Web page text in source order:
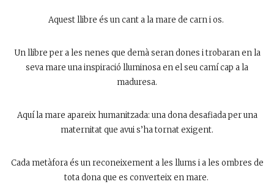
Aquest llibre és un cant a la mare de carn i os.
Un llibre per a les nenes que demà seran dones i trobaran en la
seva mare una inspiració lluminosa en el seu camí cap a la
maduresa.
Aquí la mare apareix humanitzada: una dona desafiada per una
maternitat que avui s’ha tornat exigent.
Cada metàfora és un reconeixement a les llums i a les ombres de
tota dona que es converteix en mare.